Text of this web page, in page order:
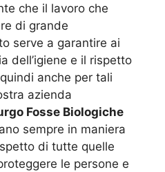
che il lavoro che
di grande
serve a garantire ai
dell’igiene e il rispetto
anche per tali
azienda
Fosse Biologiche
sempre in maniera
di tutte quelle
le persone e